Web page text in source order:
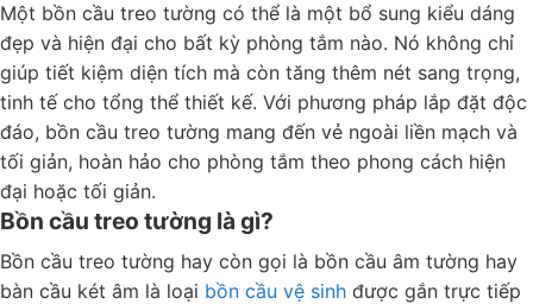
Một bồn cầu treo tường có thể là một bổ sung kiểu dáng
đẹp và hiện đại cho bất kỳ phòng tắm nào. Nó không chỉ
giúp tiết kiệm diện tích mà còn tăng thêm nét sang trọng,
tinh tế cho tổng thể thiết kế. Với phương pháp lắp đặt độc
đáo, bồn cầu treo tường mang đến vẻ ngoài liền mạch và
tối giản, hoàn hảo cho phòng tắm theo phong cách hiện
đại hoặc tối giản.
Bồn cầu treo tường là gì?
Bồn cầu treo tường hay còn gọi là bồn cầu âm tường hay
bàn cầu két âm là loại bồn cầu vệ sinh được gắn trực tiếp